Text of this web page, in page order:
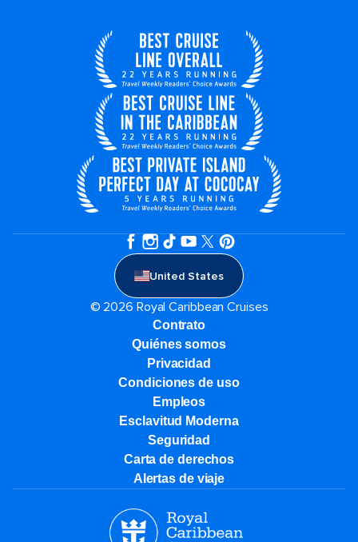
United States
© 2026 Royal Caribbean Cruises
Contrato
Quiénes somos
Privacidad
Condiciones de uso
Empleos
Esclavitud Moderna
Seguridad
Carta de derechos
Alertas de viaje